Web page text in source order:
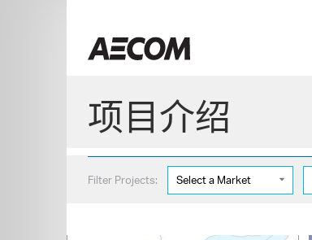
content
项目介绍
Filter Projects: Select a Market